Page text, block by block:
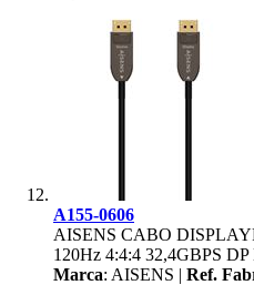
A155-0606
AISENS CABO
120Hz 4:4:4 32,4GBPS
Marca: AISENS | Ref.